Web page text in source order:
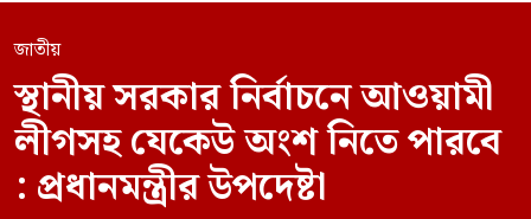
জাতীয়
স্থানীয় সরকার নির্বাচনে আওয়ামী
লীগসহ যেকেউ অংশ নিতে পারবে
: প্রধানমন্ত্রীর উপদেষ্টা